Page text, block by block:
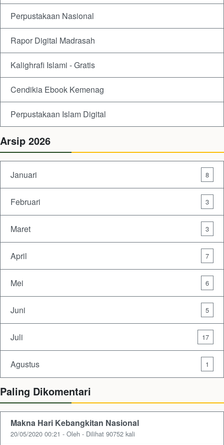
Perpustakaan Nasional
Rapor Digital Madrasah
Kalighrafi Islami - Gratis
Cendikia Ebook Kemenag
Perpustakaan Islam Digital
Arsip 2026
Januari 8
Februari 3
Maret 3
April 7
Mei 6
Juni 5
Juli 17
Agustus 1
Paling Dikomentari
Makna Hari Kebangkitan Nasional
20/05/2020 00:21 - Oleh - Dilihat 90752 kali